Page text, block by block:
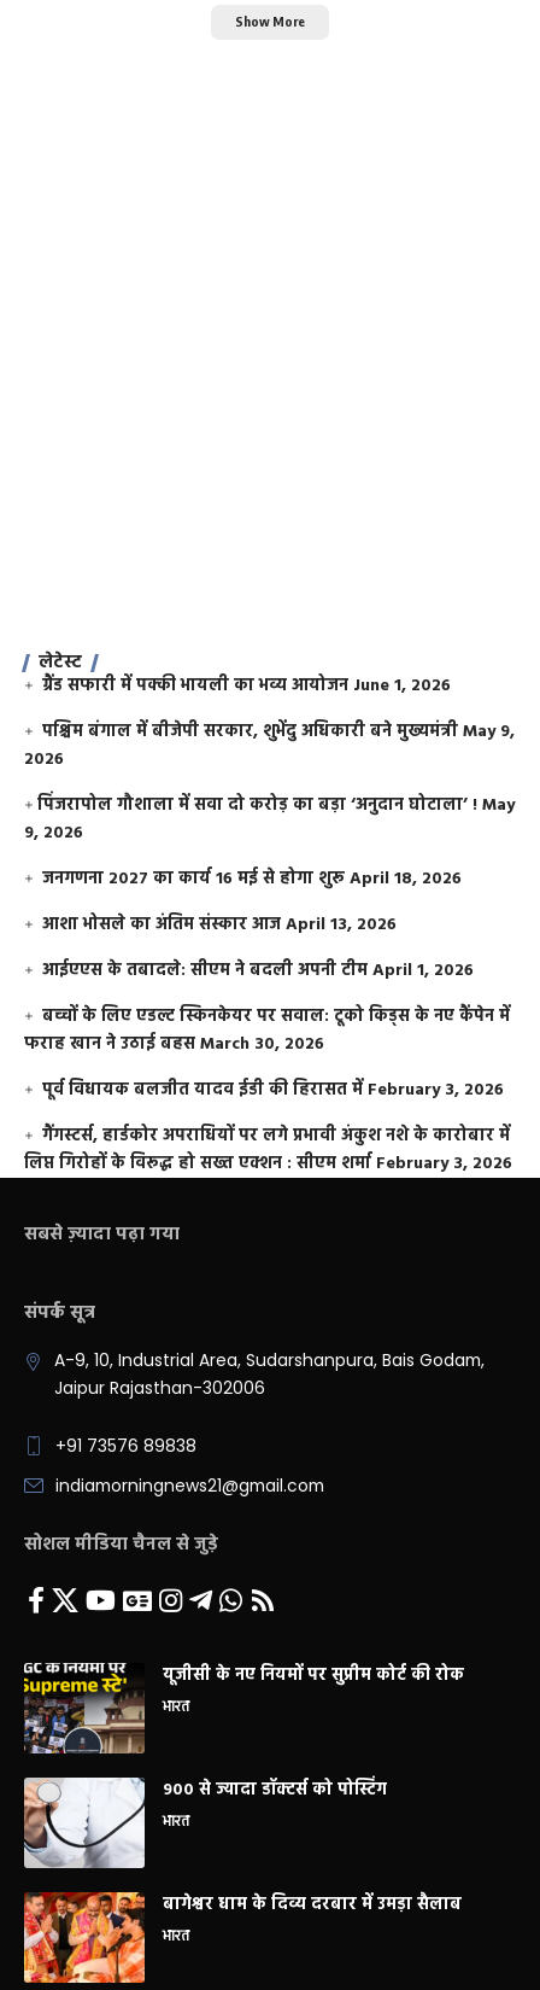
Show More
लेटेस्ट
ग्रैंड सफारी में पक्की भायली का भव्य आयोजन June 1, 2026
पश्चिम बंगाल में बीजेपी सरकार, शुभेंदु अधिकारी बने मुख्यमंत्रीMay 9,
2026
​पिंजरापोल गौशाला में सवा दो करोड़ का बड़ा ‘अनुदान घोटाला’ !May
9, 2026
जनगणना 2027 का कार्य 16 मई से होगा शुरूApril 18, 2026
आशा भोसले का अंतिम संस्कार आजApril 13, 2026
आईएएस के तबादले: सीएम ने बदली अपनी टीमApril 1, 2026
बच्चों के लिए एडल्ट स्किनकेयर पर सवाल: टूको किड्स के नए कैंपेन में
फराह खान ने उठाई बहसMarch 30, 2026
पूर्व विधायक बलजीत यादव ईडी की हिरासत में February 3, 2026
गैंगस्टर्स, हार्डकोर अपराधियों पर लगे प्रभावी अंकुश नशे के कारोबार में
लिप्त गिरोहों के विरूद्ध हो सख्त एक्शन : सीएम शर्मा February 3, 2026
सबसे ज़्यादा पढ़ा गया
संपर्क सूत्र
A-9, 10, Industrial Area, Sudarshanpura, Bais Godam,
Jaipur Rajasthan-302006
+91 73576 89838
indiamorningnews21@gmail.com
सोशल मीडिया चैनल से जुड़े
यूजीसी के नए नियमों पर सुप्रीम कोर्ट की रोक
भारत
900 से ज्यादा डॉक्टर्स को पोस्टिंग
भारत
बागेश्वर धाम के दिव्य दरबार में उमड़ा सैलाब
भारत